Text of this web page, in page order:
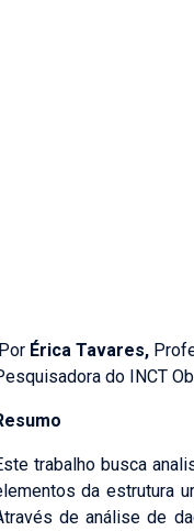
Érica Tavares,
do INCT
trabalho busca
da estrutura
de análise de